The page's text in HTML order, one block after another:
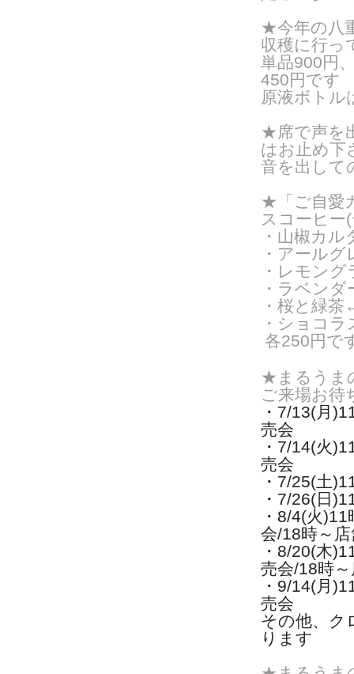
★今年の八
収穫に行っ
単品900円
450円です
原液ボトル
★席で声を
はお止め下
音を出して
★「ご自愛
スコーヒー
・山椒カ
・アール
・レモン
・ラベン
・桜と緑
・ショコ
各250円で
★まるうま
ご来場お待
・7/13(月)
売会
・7/14(火)
売会
・7/25(土
・7/26(日
・8/4(火)11
会/18時～
・8/20(木)
売会/18時
・9/14(月)
売会
その他、ク
ります